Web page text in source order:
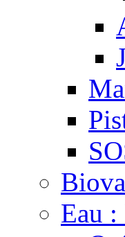
Eau :